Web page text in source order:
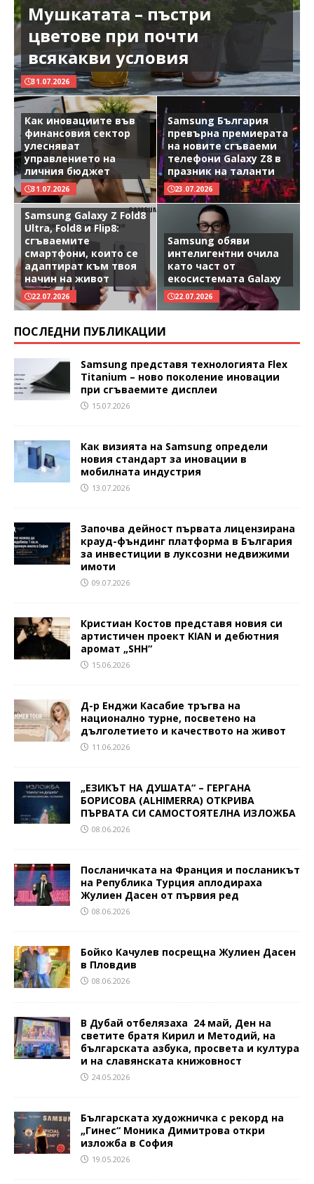
Мушкатата – пъстри
цветове при почти
всякакви условия
31.07.2026
Как иновациите във
финансовия сектор
улесняват
управлението на
личния бюджет
31.07.2026
Samsung България
превърна премиерата
на новите сгъваеми
телефони Galaxy Z8 в
празник на таланти
23.07.2026
Samsung Galaxy Z Fold8
Ultra, Fold8 и Flip8:
сгъваемите
смартфони, които се
адаптират към твоя
начин на живот
22.07.2026
Samsung обяви
интелигентни очила
като част от
екосистемата Galaxy
22.07.2026
ПОСЛЕДНИ ПУБЛИКАЦИИ
Samsung представя технологията Flex
Titanium – ново поколение иновации
при сгъваемите дисплеи
15.07.2026
Как визията на Samsung определи
новия стандарт за иновации в
мобилната индустрия
13.07.2026
Започва дейност първата лицензирана
крауд-фъндинг платформа в България
за инвестиции в луксозни недвижими
имоти
09.07.2026
Кристиан Костов представя новия си
артистичен проект KIAN и дебютния
аромат „SHH“
15.06.2026
Д-р Енджи Касабие тръгва на
национално турне, посветено на
дълголетието и качеството на живот
11.06.2026
„ЕЗИКЪТ НА ДУШАТА“ – ГЕРГАНА
БОРИСОВА (ALHIMERRA) ОТКРИВА
ПЪРВАТА СИ САМОСТОЯТЕЛНА ИЗЛОЖБА
08.06.2026
Посланичката на Франция и посланикът
на Република Турция аплодираха
Жулиен Дасен от първия ред
08.06.2026
Бойко Качулев посрещна Жулиен Дасен
в Пловдив
08.06.2026
В Дубай отбелязаха 24 май, Ден на
светите братя Кирил и Методий, на
българската азбука, просвета и култура
и на славянската книжовност
24.05.2026
Българската художничка с рекорд на
„Гинес“ Моника Димитрова откри
изложба в София
19.05.2026